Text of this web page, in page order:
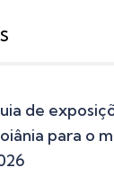
de
para o